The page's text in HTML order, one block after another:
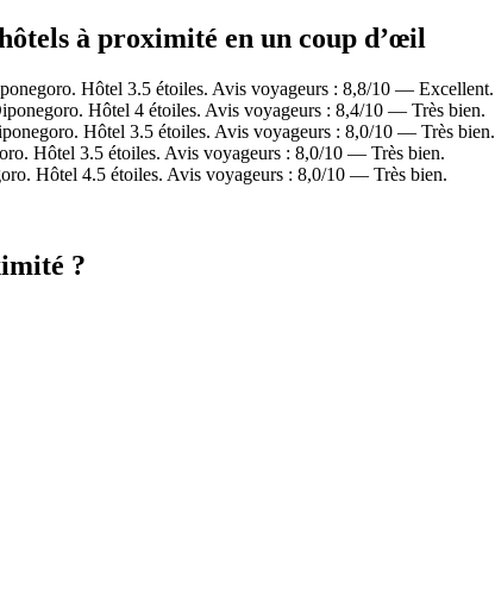
à proximité en un coup d’œil
Hôtel 3.5 étoiles. Avis voyageurs : 8,8/10 — Excellent.
Hôtel 4 étoiles. Avis voyageurs : 8,4/10 — Très bien.
Hôtel 3.5 étoiles. Avis voyageurs : 8,0/10 — Très bien.
Hôtel 3.5 étoiles. Avis voyageurs : 8,0/10 — Très bien.
Hôtel 4.5 étoiles. Avis voyageurs : 8,0/10 — Très bien.
?